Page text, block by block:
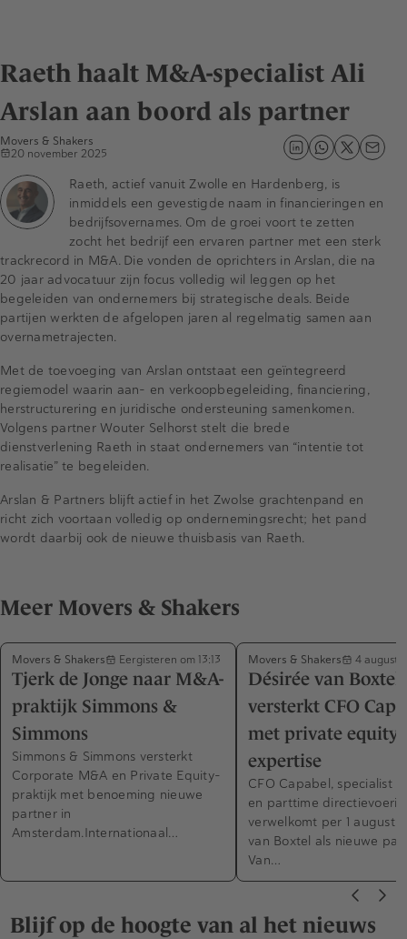
Raeth haalt M&A-specialist Ali
Arslan aan boord als partner
Movers & Shakers
20 november 2025
Raeth, actief vanuit Zwolle en Hardenberg, is
inmiddels een gevestigde naam in financieringen en
bedrijfsovernames. Om de groei voort te zetten
zocht het bedrijf een ervaren partner met een sterk
trackrecord in M&A. Die vonden de oprichters in Arslan, die na
20 jaar advocatuur zijn focus volledig wil leggen op het
begeleiden van ondernemers bij strategische deals. Beide
partijen werkten de afgelopen jaren al regelmatig samen aan
overnametrajecten.
Met de toevoeging van Arslan ontstaat een geïntegreerd
regiemodel waarin aan- en verkoopbegeleiding, financiering,
herstructurering en juridische ondersteuning samenkomen.
Volgens partner Wouter Selhorst stelt die brede
dienstverlening Raeth in staat ondernemers van “intentie tot
realisatie” te begeleiden.
Arslan & Partners blijft actief in het Zwolse grachtenpand en
richt zich voortaan volledig op ondernemingsrecht; het pand
wordt daarbij ook de nieuwe thuisbasis van Raeth.
Meer Movers & Shakers
Movers & Shakers Eergisteren om 13:13
Tjerk de Jonge naar M&A-
praktijk Simmons &
Simmons
Simmons & Simmons versterkt
Corporate M&A en Private Equity-
praktijk met benoeming nieuwe
partner in
Amsterdam.Internationaal…
Movers & Shakers 4
Désirée van Boxtel
versterkt CFO
met private equity-
expertise
CFO Capabel, specialist
en parttime
verwelkomt per 1
van Boxtel als nieuwe
Van…
Blijf op de hoogte van al het nieuws